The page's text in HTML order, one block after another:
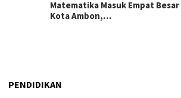
Matematika Masuk Empat Besar
Kota Ambon,…
PENDIDIKAN